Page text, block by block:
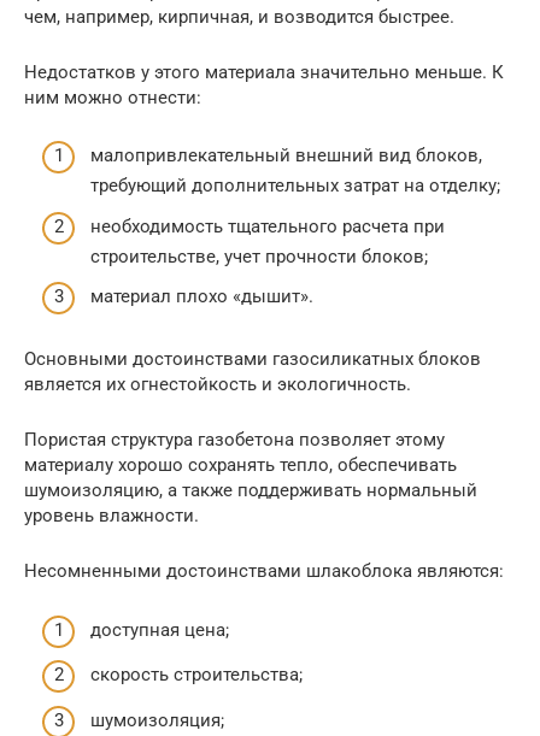
чем, например, кирпичная, и возводится быстрее.
Недостатков у этого материала значительно меньше. К
ним можно отнести:
малопривлекательный внешний вид блоков,
требующий дополнительных затрат на отделку;
необходимость тщательного расчета при
строительстве, учет прочности блоков;
материал плохо «дышит».
Основными достоинствами газосиликатных блоков
является их огнестойкость и экологичность.
Пористая структура газобетона позволяет этому
материалу хорошо сохранять тепло, обеспечивать
шумоизоляцию, а также поддерживать нормальный
уровень влажности.
Несомненными достоинствами шлакоблока являются:
доступная цена;
скорость строительства;
шумоизоляция;